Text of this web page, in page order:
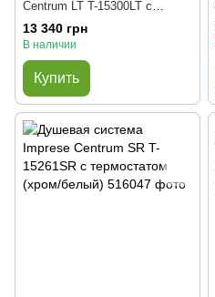
Centrum LT T-15300LT с
термостатом (хром/белый)
13 340 грн
В наличии
Купить